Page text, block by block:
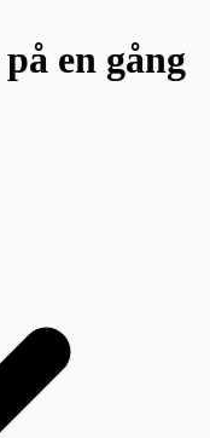
på en gång